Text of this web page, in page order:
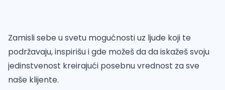
Zamisli sebe u svetu mogućnosti uz ljude koji te
podržavaju, inspirišu i gde možeš da da iskažeš svoju
jedinstvenost kreirajući posebnu vrednost za sve
naše klijente.